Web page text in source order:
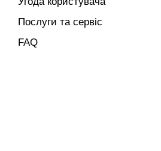
Послуги та сервіс
FAQ